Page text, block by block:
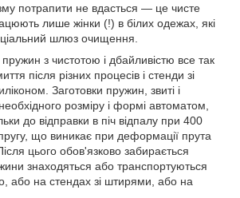
потрапити не вдасться — це чисте
лише жінки (!) в білих одежах, які
шлюз очищення.
пружин з чистотою і дбайливістю все так
після різних процесів і стенди зі
Заготовки пружин, звиті і
розміру і формі автоматом,
до відправки в піч відпалу при 400
що виникає при деформації прута
цього обов'язково забирається
знаходяться або транспортуються
або на стендах зі штирями, або на